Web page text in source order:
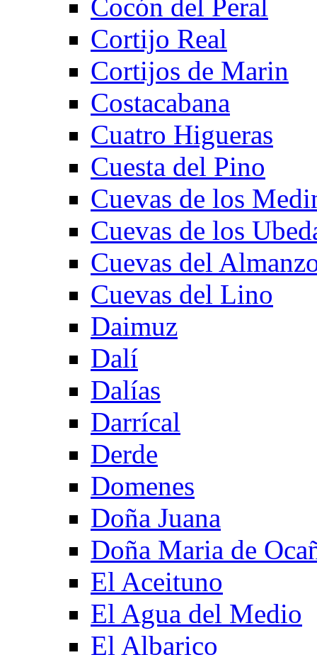
Cocón del Peral
Cortijo Real
Cortijos de Marin
Costacabana
Cuatro Higueras
Cuesta del Pino
Cuevas de los
Cuevas de los
Cuevas del
Cuevas del Lino
Daimuz
Dalí
Dalías
Darrícal
Derde
Domenes
Doña Juana
Doña Maria de
El Aceituno
El Agua del Medio
El Albarico